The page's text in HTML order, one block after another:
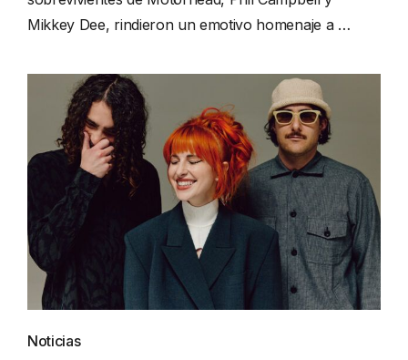
Mikkey Dee, rindieron un emotivo homenaje a …
Noticias